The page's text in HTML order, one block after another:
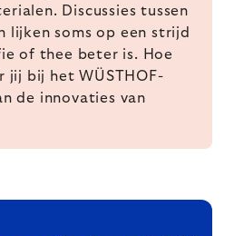
Discussies tussen
lijken soms op een strijd
of thee beter is. Hoe
jij bij het WÜSTHOF-
de innovaties van